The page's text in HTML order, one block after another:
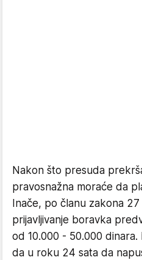
Nakon što presuda
pravosnažna moraće da
Inače, po članu zakona
prijavljivanje boravka
od 10.000 - 50.000
da u roku 24 sata da